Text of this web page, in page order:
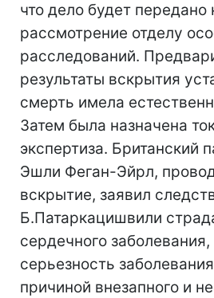
что дело будет передано
рассмотрение отделу
расследований.
результаты вскрытия
смерть имела
Затем была назначена
экспертиза. Британский
Эшли Феган-Эйрл,
вскрытие, заявил
Б.Патаркацишвили
сердечного заболевания,
серьезность
причиной внезапного и